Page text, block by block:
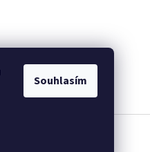
Souhlasím